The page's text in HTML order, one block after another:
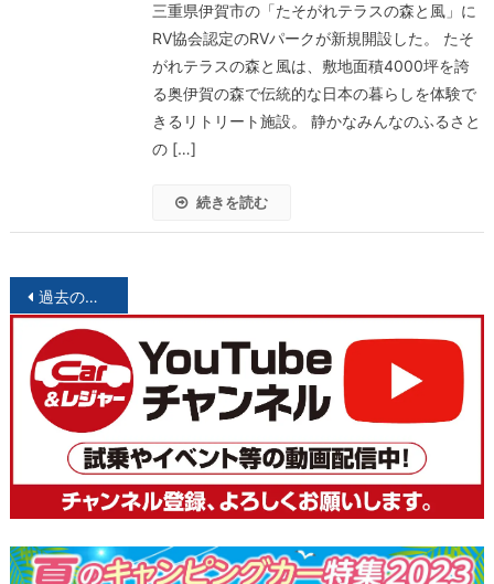
三重県伊賀市の「たそがれテラスの森と風」に
RV協会認定のRVパークが新規開設した。 たそ
がれテラスの森と風は、敷地面積4000坪を誇
る奥伊賀の森で伝統的な日本の暮らしを体験で
きるリトリート施設。 静かなみんなのふるさと
の […]
続きを読む
投
稿
ナ
ビ
ー
シ
過去の投稿